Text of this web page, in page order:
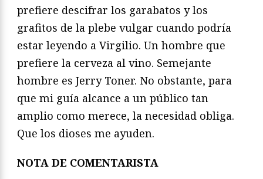
prefiere descifrar los garabatos y los
grafitos de la plebe vulgar cuando podría
estar leyendo a Virgilio. Un hombre que
prefiere la cerveza al vino. Semejante
hombre es Jerry Toner. No obstante, para
que mi guía alcance a un público tan
amplio como merece, la necesidad obliga.
Que los dioses me ayuden.
NOTA DE COMENTARISTA